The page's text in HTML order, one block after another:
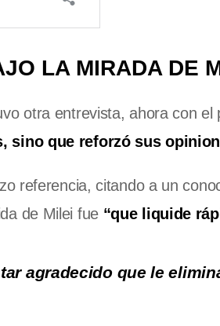
LA MIRADA DE
otra entrevista, ahora con el
sino que reforzó sus
referencia, citando a un
de Milei fue “que liquide
agradecido que le